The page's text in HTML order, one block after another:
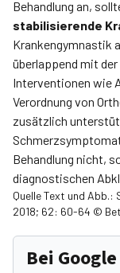
Behandlung an,
stabilisierende
Krankengymnastik
überlappend mit
Interventionen wie
Verordnung von
zusätzlich
Behandlung nicht,
diagnostischen
Quelle Text und Abb.:
2018; 62: 60-64 ©
Bei